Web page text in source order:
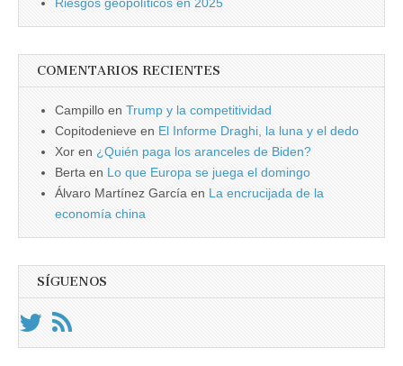
COMENTARIOS RECIENTES
Campillo en Trump y la competitividad
Copitodenieve en El Informe Draghi, la luna y el dedo
Xor en ¿Quién paga los aranceles de Biden?
Berta en Lo que Europa se juega el domingo
Álvaro Martínez García en La encrucijada de la
economía china
SÍGUENOS